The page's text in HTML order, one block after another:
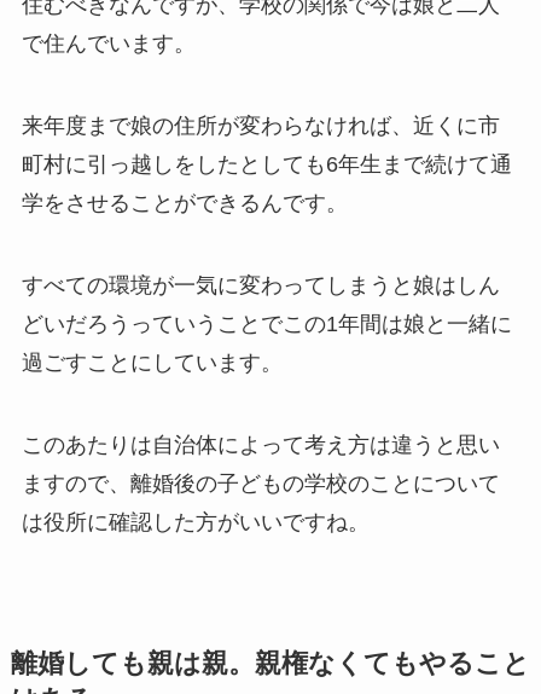
住むべきなんですが、学校の関係で今は娘と二人
で住んでいます。
来年度まで娘の住所が変わらなければ、近くに市
町村に引っ越しをしたとしても6年生まで続けて通
学をさせることができるんです。
すべての環境が一気に変わってしまうと娘はしん
どいだろうっていうことでこの1年間は娘と一緒に
過ごすことにしています。
このあたりは自治体によって考え方は違うと思い
ますので、離婚後の子どもの学校のことについて
は役所に確認した方がいいですね。
離婚しても親は親。親権なくてもやること